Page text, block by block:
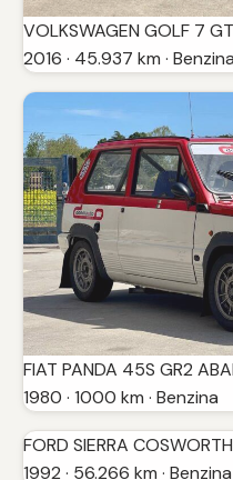
VOLKSWAGEN GOLF 7
2016 · 45.937 km · Benzina
FIAT PANDA 45S GR2
1980 · 1000 km · Benzina
FORD SIERRA
1992 · 56.266 km · Benzina